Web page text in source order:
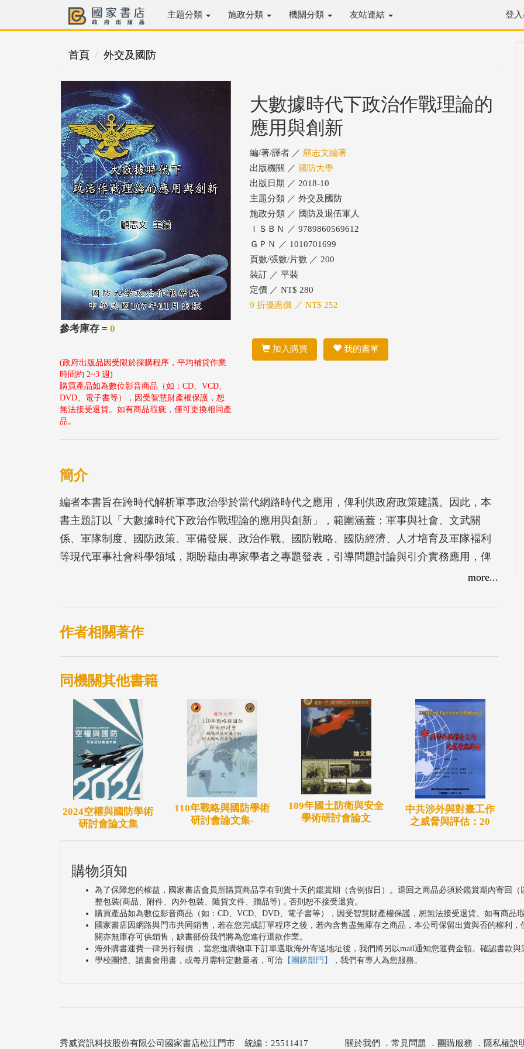
主題分類 施政分類 機關分類 友站連結 登
首頁 外交及國防
參考庫存 = 0
(政府出版品因受限於採購程序，平均補貨作業
時間約 2~3 週)
購買產品如為數位影音商品（如：CD、VCD、
DVD、電子書等），因受智慧財產權保護，恕
無法接受退貨。如有商品瑕疵，僅可更換相同產
品。
大數據時代下政治作戰理論的
應用與創新
編/著/譯者 ／ 顧志文編著
出版機關 ／ 國防大學
出版日期 ／ 2018-10
主題分類 ／ 外交及國防
施政分類 ／ 國防及退伍軍人
ＩＳＢＮ ／ 9789860569612
ＧＰＮ ／ 1010701699
頁數/張數/片數 ／ 200
裝訂 ／ 平裝
定價 ／ NT$ 280
9 折優惠價 ／ NT$ 252
加入購買 我的書單
簡介
編者本書旨在跨時代解析軍事政治學於當代網路時代之應用，俾利供政府政策建議。因此，本
書主題訂以「大數據時代下政治作戰理論的應用與創新」，範圍涵蓋：軍事與社會、文武關
係、軍隊制度、國防政策、軍備發展、政治作戰、國防戰略、國防經濟、人才培育及軍隊褔利
等現代軍事社會科學領域，期盼藉由專家學者之專題發表，引導問題討論與引介實務應用，俾
各界人士更進一步地了解政治作戰與軍隊、國家及政治之關係，有助軍隊與社會關係之良性發
more...
作者相關著作
同機關其他書籍
2024空權與國防學術
研討會論文集
110年戰略與國防學術
研討會論文集-
109年國土防衛與安全
學術研討會論文
中共涉外與對臺工作
之威脅與評估：20
購物須知
為了保障您的權益，國家書店會員所購買商品享有到貨十天的鑑賞期（含例假日）。退回之商品必須於鑑賞期內寄回
整包裝(商品、附件、內外包裝、隨貨文件、贈品等)，否則恕不接受退貨。
購買產品如為數位影音商品（如：CD、VCD、DVD、電子書等），因受智慧財產權保護，恕無法接受退貨。如有商品
國家書店因網路與門市共同銷售，若在您完成訂單程序之後，若內含售盡無庫存之商品，本公司保留出貨與否的權利
關亦無庫存可供銷售，缺書部份我們將為您進行退款作業。
海外購書運費一律另行報價 ，當您進購物車下訂單選取海外寄送地址後，我們將另以mail通知您運費金額。確認書款
學校團體、讀書會用書，或每月需特定數量者，可洽 【團購部門】 ，我們有專人為您服務。
秀威資訊科技股份有限公司國家書店松江門市 統編：25511417 關於我們 ． 常見問題 ． 團購服務 ． 隱私權說